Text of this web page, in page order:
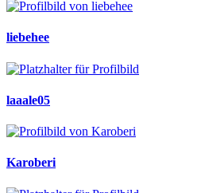
liebehee
laaale05
Karoberi